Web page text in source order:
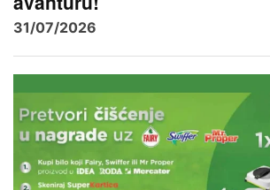
31/07/2026